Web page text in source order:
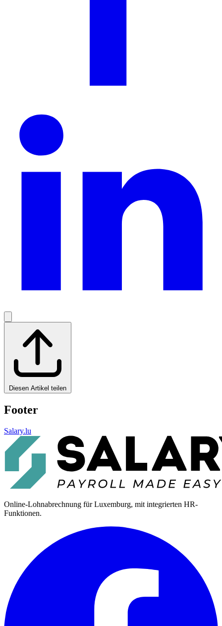
Diesen Artikel teilen
Footer
Salary.lu
Online-Lohnabrechnung für Luxemburg, mit integrierten HR-
Funktionen.